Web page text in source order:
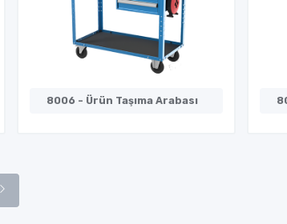
8006 - Ürün Taşıma Arabası